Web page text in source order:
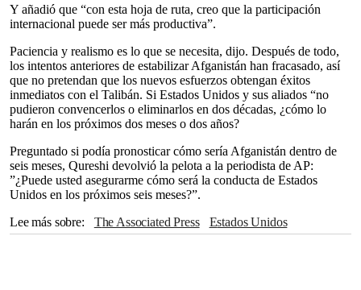
Y añadió que “con esta hoja de ruta, creo que la participación
internacional puede ser más productiva”.
Paciencia y realismo es lo que se necesita, dijo. Después de todo,
los intentos anteriores de estabilizar Afganistán han fracasado, así
que no pretendan que los nuevos esfuerzos obtengan éxitos
inmediatos con el Talibán. Si Estados Unidos y sus aliados “no
pudieron convencerlos o eliminarlos en dos décadas, ¿cómo lo
harán en los próximos dos meses o dos años?
Preguntado si podía pronosticar cómo sería Afganistán dentro de
seis meses, Qureshi devolvió la pelota a la periodista de AP:
”¿Puede usted asegurarme cómo será la conducta de Estados
Unidos en los próximos seis meses?”.
Lee más sobre
The Associated Press Estados Unidos